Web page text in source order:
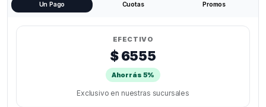
Un Pago Cuotas Promos
EFECTIVO
$ 6555
Ahorrás 5%
Exclusivo en nuestras sucursales